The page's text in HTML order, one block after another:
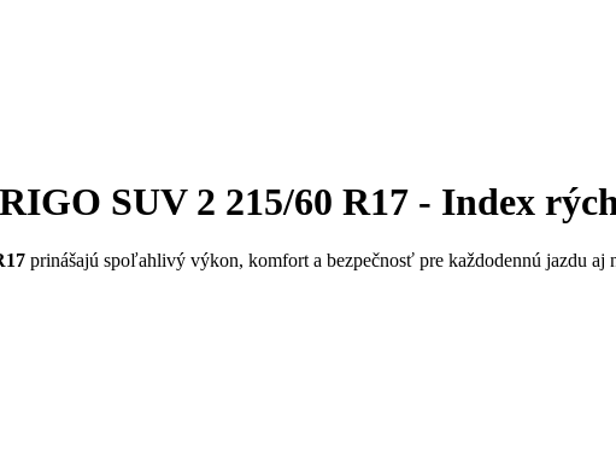
SUV 2 215/60 R17 - Index
prinášajú spoľahlivý výkon, komfort a bezpečnosť pre každodennú jazdu aj